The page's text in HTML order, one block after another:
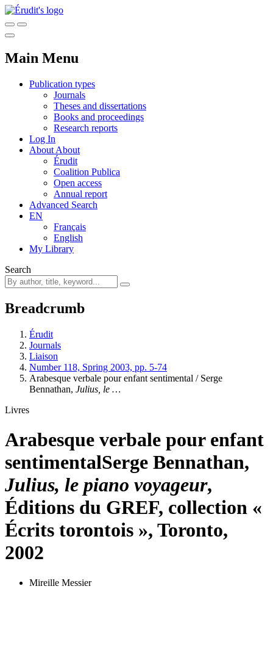
Main Menu
Publication types
Journals
Theses and dissertations
Books and proceedings
Research reports
Log In
About About
Érudit
Coalition Publica
Open access
Annual report
Advanced Search
EN
Français
English
My Library
Search
Breadcrumb
Érudit
Journals
Liaison
Number 118, Spring 2003, pp. 5-74
Arabesque verbale pour enfant sentimental / Serge
Bennathan, Julius, le …
Livres
Arabesque verbale pour enfant
sentimentalSerge Bennathan,
Julius, le piano voyageur,
Éditions du GREF, collection «
Écrits torontois », Toronto,
2002
Mireille Messier